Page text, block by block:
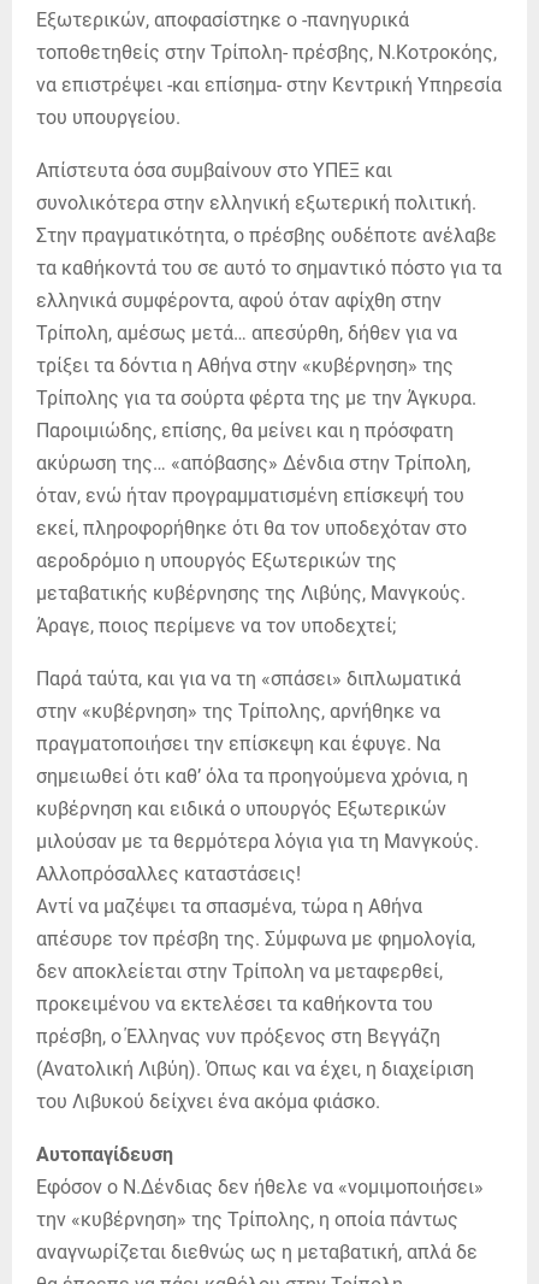
Εξωτερικών, αποφασίστηκε ο -πανηγυρικά
τοποθετηθείς στην Τρίπολη- πρέσβης, Ν.Κοτροκόης,
να επιστρέψει -και επίσημα- στην Κεντρική Υπηρεσία
του υπουργείου.
Απίστευτα όσα συμβαίνουν στο ΥΠΕΞ και
συνολικότερα στην ελληνική εξωτερική πολιτική.
Στην πραγματικότητα, ο πρέσβης ουδέποτε ανέλαβε
τα καθήκοντά του σε αυτό το σημαντικό πόστο για τα
ελληνικά συμφέροντα, αφού όταν αφίχθη στην
Τρίπολη, αμέσως μετά… απεσύρθη, δήθεν για να
τρίξει τα δόντια η Αθήνα στην «κυβέρνηση» της
Τρίπολης για τα σούρτα φέρτα της με την Άγκυρα.
Παροιμιώδης, επίσης, θα μείνει και η πρόσφατη
ακύρωση της… «απόβασης» Δένδια στην Τρίπολη,
όταν, ενώ ήταν προγραμματισμένη επίσκεψή του
εκεί, πληροφορήθηκε ότι θα τον υποδεχόταν στο
αεροδρόμιο η υπουργός Εξωτερικών της
μεταβατικής κυβέρνησης της Λιβύης, Μανγκούς.
Άραγε, ποιος περίμενε να τον υποδεχτεί;
Παρά ταύτα, και για να τη «σπάσει» διπλωματικά
στην «κυβέρνηση» της Τρίπολης, αρνήθηκε να
πραγματοποιήσει την επίσκεψη και έφυγε. Να
σημειωθεί ότι καθ’ όλα τα προηγούμενα χρόνια, η
κυβέρνηση και ειδικά ο υπουργός Εξωτερικών
μιλούσαν με τα θερμότερα λόγια για τη Μανγκούς.
Αλλοπρόσαλλες καταστάσεις!
Αντί να μαζέψει τα σπασμένα, τώρα η Αθήνα
απέσυρε τον πρέσβη της. Σύμφωνα με φημολογία,
δεν αποκλείεται στην Τρίπολη να μεταφερθεί,
προκειμένου να εκτελέσει τα καθήκοντα του
πρέσβη, ο Έλληνας νυν πρόξενος στη Βεγγάζη
(Ανατολική Λιβύη). Όπως και να έχει, η διαχείριση
του Λιβυκού δείχνει ένα ακόμα φιάσκο.
Αυτοπαγίδευση
Εφόσον ο Ν.Δένδιας δεν ήθελε να «νομιμοποιήσει»
την «κυβέρνηση» της Τρίπολης, η οποία πάντως
αναγνωρίζεται διεθνώς ως η μεταβατική, απλά δε